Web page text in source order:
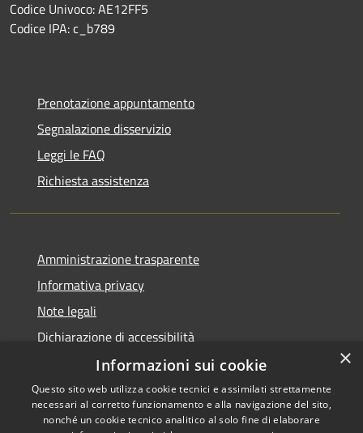
Codice Univoco: AE12FF5
Codice IPA: c_b789
Prenotazione appuntamento
Segnalazione disservizio
Leggi le FAQ
Richiesta assistenza
Amministrazione trasparente
Informativa privacy
Note legali
Dichiarazione di accessibilità
Copyright © 2026 • Comune di
×
Informazioni sui cookie
Questo sito web utilizza cookie tecnici e assimilati strettamente
necessari al corretto funzionamento e alla navigazione del sito,
nonché un cookie tecnico analitico al solo fine di elaborare